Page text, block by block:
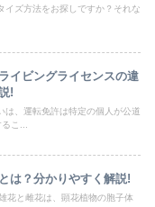
イズ方法をお探しですか？それな
イビングライセンスの違
!
は、運転免許は特定の個人が公道
こ...
は？分かりやすく解説!
花と雌花は、顕花植物の胞子体